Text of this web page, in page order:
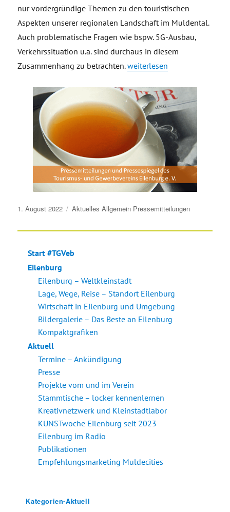
nur vordergründige Themen zu den touristischen
Aspekten unserer regionalen Landschaft im Muldental.
Auch problematische Fragen wie bspw. 5G-Ausbau,
Verkehrssituation u.a. sind durchaus in diesem
Zusammenhang zu betrachten.„Einladung Stammtisch
weiterlesen
Veröffentlicht
1. August 2022 Aktuelles Allgemein Pressemitteilungen
Start #TGVeb
Eilenburg
Eilenburg – Weltkleinstadt
Lage, Wege, Reise – Standort Eilenburg
Wirtschaft in Eilenburg und Umgebung
Bildergalerie – Das Beste an Eilenburg
Kompaktgrafiken
Aktuell
Termine – Ankündigung
Presse
Projekte vom und im Verein
Stammtische – locker kennenlernen
Kreativnetzwerk und Kleinstadtlabor
KUNSTwoche Eilenburg seit 2023
Eilenburg im Radio
Publikationen
Empfehlungsmarketing Muldecities
Kategorien-Aktuell